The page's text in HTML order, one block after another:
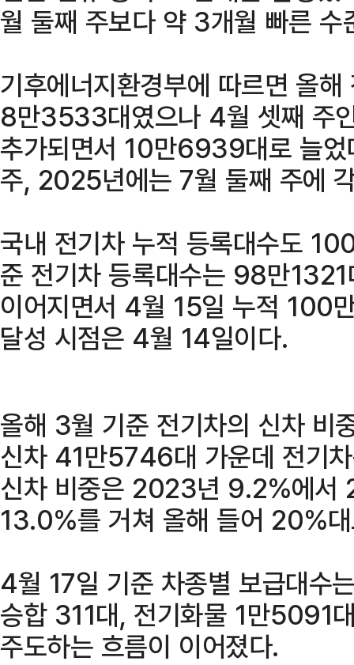
월 둘째 주보다 약 3개월 빠른 수
기후에너지환경부에 따르면 올
8만3533대였으나 4월 셋째 주
추가되면서 10만6939대로 늘
주, 2025년에는 7월 둘째 주에
국내 전기차 누적 등록대수도
준 전기차 등록대수는 98만
이어지면서 4월 15일 누적 100
달성 시점은 4월 14일이다.
올해 3월 기준 전기차의 신차 비
신차 41만5746대 가운데 전기
신차 비중은 2023년 9.2%에
13.0%를 거쳐 올해 들어 20%
4월 17일 기준 차종별 보급대수
승합 311대, 전기화물 1만5091
주도하는 흐름이 이어졌다.